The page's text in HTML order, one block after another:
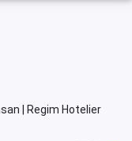
| Regim Hotelier